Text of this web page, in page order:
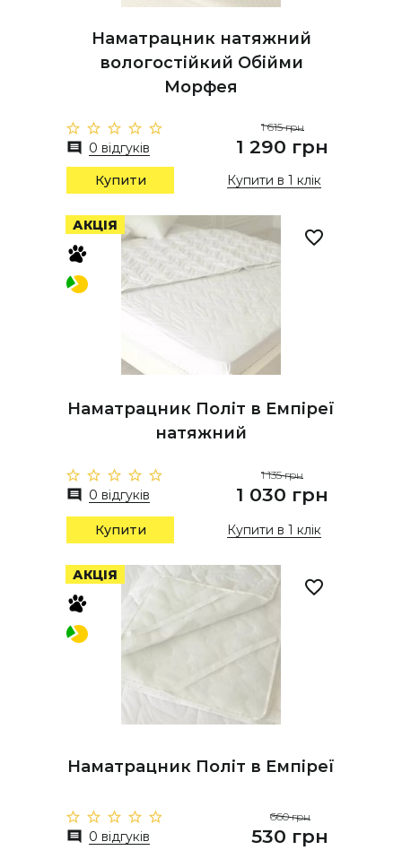
Наматрацник натяжний
вологостійкий Обійми
Морфея
0 відгуків
1 615 грн
1 290 грн
Купити Купити в 1 клік
АКЦІЯ
Наматрацник Політ в Емпіреї
натяжний
0 відгуків
1 135 грн
1 030 грн
Купити Купити в 1 клік
АКЦІЯ
Наматрацник Політ в Емпіреї
0 відгуків
660 грн
530 грн